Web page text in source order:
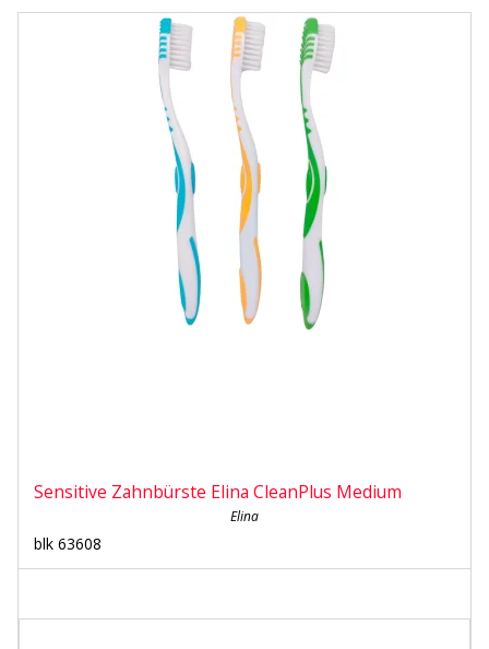
Sensitive Zahnbürste Elina CleanPlus Medium
Elina
blk 63608